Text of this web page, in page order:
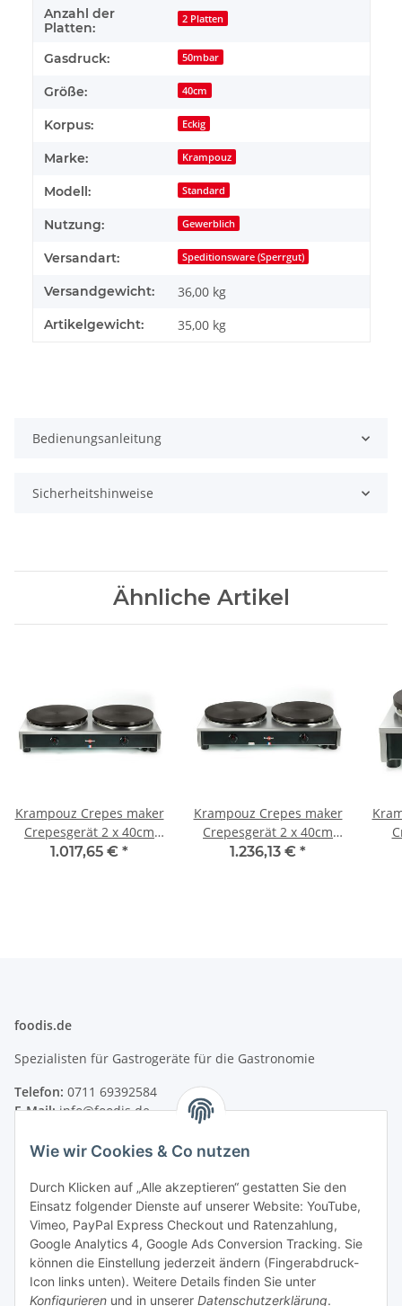
Wie wir Cookies & Co nutzen
Durch Klicken auf „Alle akzeptieren“ gestatten Sie den
Einsatz folgender Dienste auf unserer Website: YouTube,
Vimeo, PayPal Express Checkout und Ratenzahlung,
Google Analytics 4, Google Ads Conversion Tracking. Sie
können die Einstellung jederzeit ändern (Fingerabdruck-
Icon links unten). Weitere Details finden Sie unter
Konfigurieren und in unserer Datenschutzerklärung.
Anzahl der
Platten:
2 Platten
Gasdruck: 50mbar
Größe: 40cm
Korpus: Eckig
Marke: Krampouz
Modell: Standard
Nutzung: Gewerblich
Versandart: Speditionsware (Sperrgut)
Versandgewicht: 36,00 kg
Artikelgewicht: 35,00 kg
Bedienungsanleitung
Sicherheitshinweise
Ähnliche Artikel
Krampouz Crepes maker
Crepesgerät 2 x 40cm
Komfort Eckig Gas
1.017,65 € *
Krampouz Crepes maker
Crepesgerät 2 x 40cm
Komfort Eckig Gas
1.236,13 € *
foodis.de
Spezialisten für Gastrogeräte für die Gastronomie
Telefon: 0711 69392584
E-Mail:info@foodis.de
Adresse:
Adolf-Murthum-Straße 23
70771 Leinfelden-Echterdingen
Deutschland
Supportzeiten:
Montag–Freitag, 08:00–17:00 Uhr
Informationen